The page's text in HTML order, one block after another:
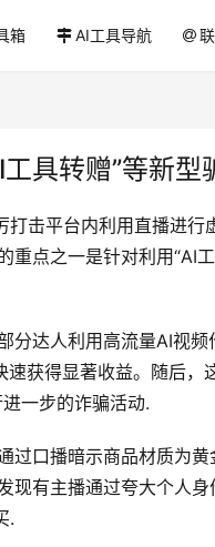
箱 AI工具导航
具转赠”等新型
击平台内利用直播进行
点之一是针对利用“AI
分达人利用高流量AI视
获得显著收益。随后，
一步的诈骗活动.
过口播暗示商品材质为
现有主播通过夸大个人
.